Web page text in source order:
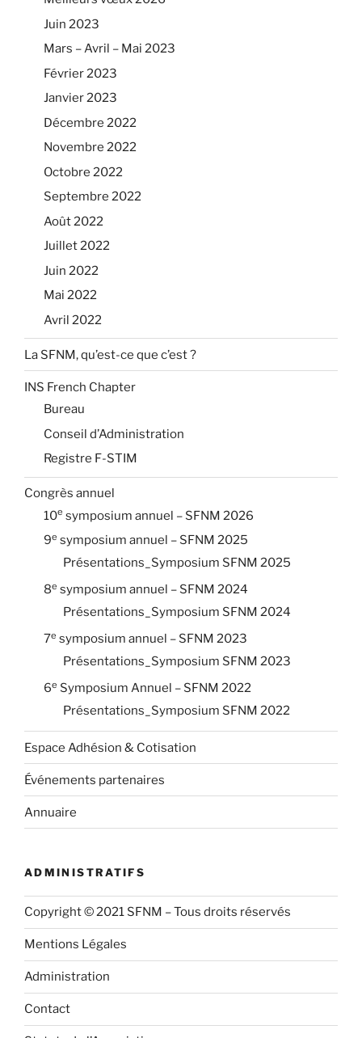
Juin 2023
Mars – Avril – Mai 2023
Février 2023
Janvier 2023
Décembre 2022
Novembre 2022
Octobre 2022
Septembre 2022
Août 2022
Juillet 2022
Juin 2022
Mai 2022
Avril 2022
La SFNM, qu’est-ce que c’est ?
INS French Chapter
Bureau
Conseil d’Administration
Registre F-STIM
Congrès annuel
10e symposium annuel – SFNM 2026
9e symposium annuel – SFNM 2025
Présentations_Symposium SFNM 2025
8e symposium annuel – SFNM 2024
Présentations_Symposium SFNM 2024
7e symposium annuel – SFNM 2023
Présentations_Symposium SFNM 2023
6e Symposium Annuel – SFNM 2022
Présentations_Symposium SFNM 2022
Espace Adhésion & Cotisation
Événements partenaires
Annuaire
ADMINISTRATIFS
Copyright © 2021 SFNM – Tous droits réservés
Mentions Légales
Administration
Contact